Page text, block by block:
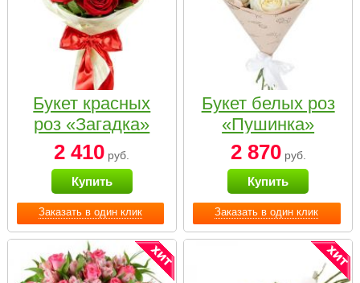
Заказать в один клик
Букет красных
роз «Загадка»
2 410 руб.
Купить
Заказать в один клик
Букет белых роз
«Пушинка»
2 870руб.
Купить